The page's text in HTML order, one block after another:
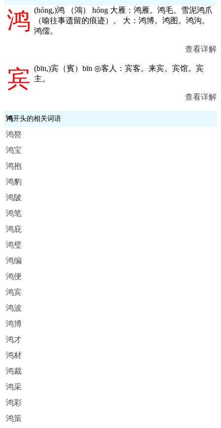
鸿 (hóng,)鸿 （鴻） hóng 大雁：鸿雁。鸿毛。雪泥鸿爪
（喻往事遗留的痕迹）。 大：鸿博。鸿图。鸿沟。
鸿儒。
查看详解
宾 (bīn,)宾（賓）bīn ◎客人：宾客。来宾。宾馆。宾
主。
查看详解
鸿开头的相关词语
鸿嗸
鸿宝
鸿抱
鸿豹
鸿陂
鸿笔
鸿庇
鸿璧
鸿编
鸿便
鸿宾
鸿波
鸿博
鸿才
鸿材
鸿裁
鸿采
鸿彩
鸿策